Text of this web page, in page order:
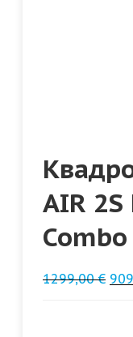
AIR
Combo
1299,00€